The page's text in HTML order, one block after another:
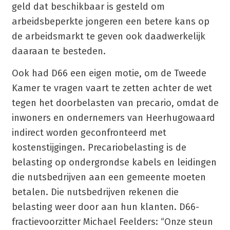
geld dat beschikbaar is gesteld om
arbeidsbeperkte jongeren een betere kans op
de arbeidsmarkt te geven ook daadwerkelijk
daaraan te besteden.
Ook had D66 een eigen motie, om de Tweede
Kamer te vragen vaart te zetten achter de wet
tegen het doorbelasten van precario, omdat de
inwoners en ondernemers van Heerhugowaard
indirect worden geconfronteerd met
kostenstijgingen. Precariobelasting is de
belasting op ondergrondse kabels en leidingen
die nutsbedrijven aan een gemeente moeten
betalen. Die nutsbedrijven rekenen die
belasting weer door aan hun klanten. D66-
fractievoorzitter Michael Feelders: “Onze steun